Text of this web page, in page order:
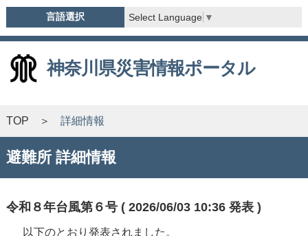
言語選択 Select Language ▼
神奈川県災害情報ポータル
TOP 詳細情報
避難所 詳細情報
令和８年台風第６号 ( 2026/06/03 10:36 発表 )
以下のとおり発表されました。